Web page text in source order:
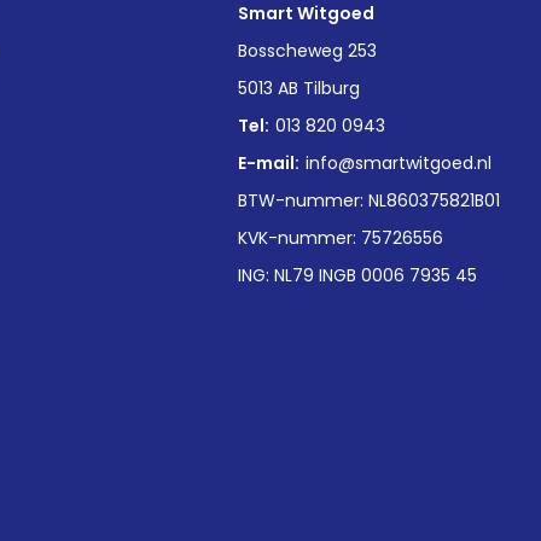
Smart Witgoed
Bosscheweg 253
5013 AB Tilburg
Tel: 013 820 0943
E-mail: info@smartwitgoed.nl
BTW-nummer: NL860375821B01
KVK-nummer: 75726556
ING: NL79 INGB 0006 7935 45